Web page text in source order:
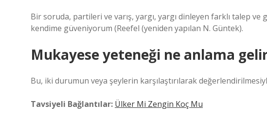
Bir soruda, partileri ve varış, yargı, yargı dinleyen farklı talep ve
kendime güveniyorum (Reefel (yeniden yapılan N. Güntek).
Mukayese yeteneği ne anlama
Bu, iki durumun veya şeylerin karşılaştırılarak
Tavsiyeli Bağlantılar: Ülker Mi Zengin Koç Mu